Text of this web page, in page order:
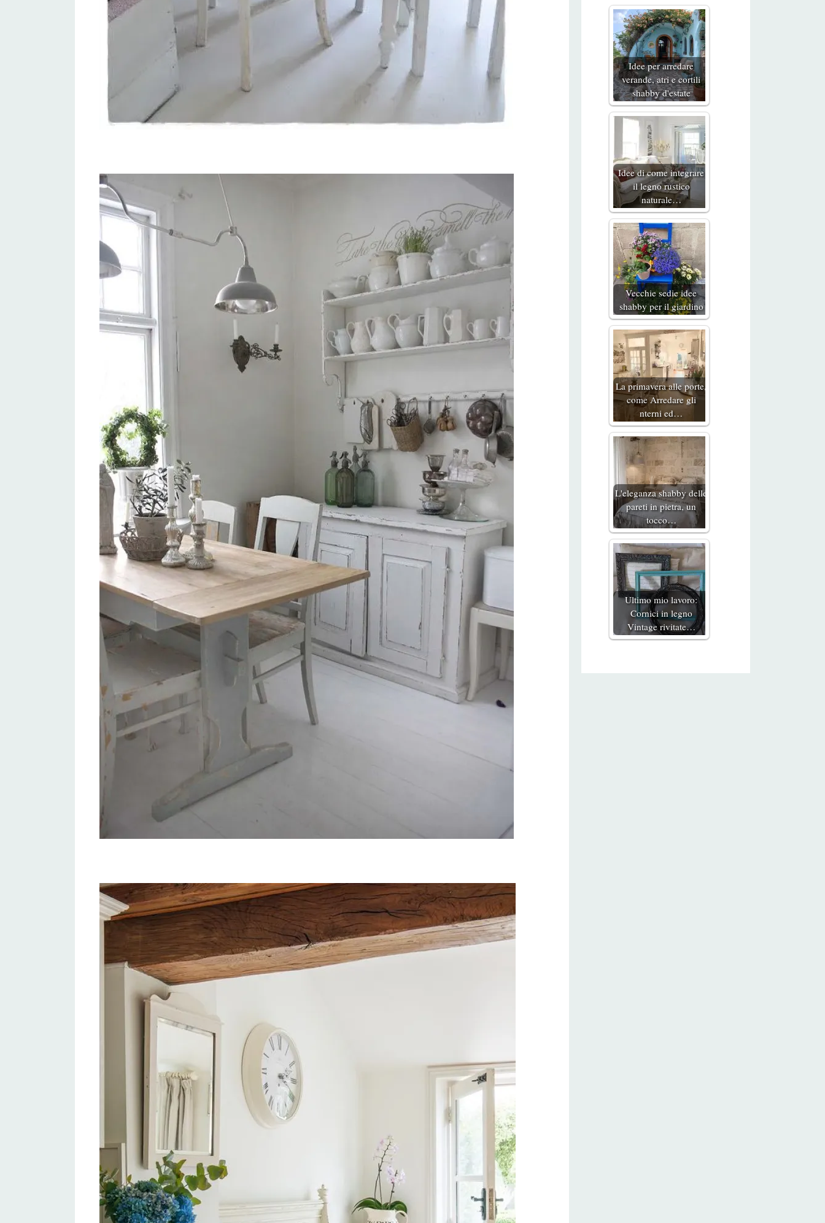
Idee per arredare
verande, atri e cortili
shabby d'estate
Idee di come integrare
il legno rustico
naturale…
Vecchie sedie idee
shabby per il giardino
La primavera alle porte,
come Arredare gli
nterni ed…
L'eleganza shabby delle
pareti in pietra, un
tocco…
Ultimo mio lavoro:
Cornici in legno
Vintage rivitate…